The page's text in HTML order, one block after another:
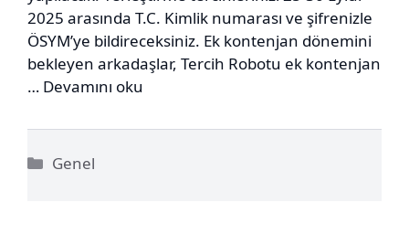
2025 arasında T.C. Kimlik numarası ve şifrenizle
ÖSYM’ye bildireceksiniz. Ek kontenjan dönemini
bekleyen arkadaşlar, Tercih Robotu ek kontenjan
… Devamını oku
Kategoriler
Genel